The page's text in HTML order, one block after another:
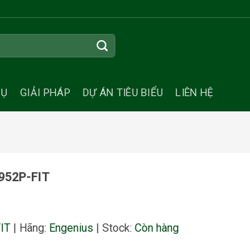
GIẢI PHÁP DỰ ÁN TIÊU BIỂU LIÊN HỆ
FIT
| Hãng: Engenius | Stock: Còn hàng